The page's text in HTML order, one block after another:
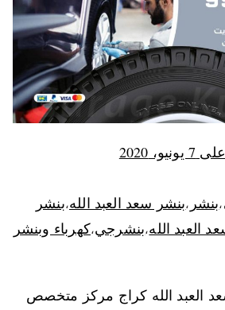
7 يونيو، 2020
،بنشر ،بنشر سعد العبد الله،بنشر
العبد الله،بنشرجي،كهرباء وبنشر
العبد الله كراج مركز متخصص